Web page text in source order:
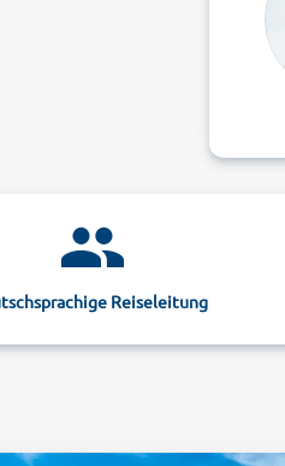
Reiseleitung